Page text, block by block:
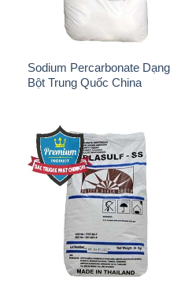
Sodium Percarbonate Dạng
Bột Trung Quốc China